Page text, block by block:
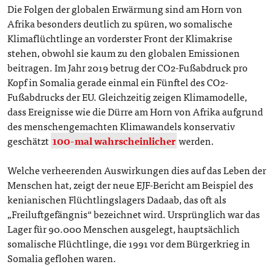
Die Folgen der globalen Erwärmung sind am Horn von
Afrika besonders deutlich zu spüren, wo somalische
Klimaflüchtlinge an vorderster Front der Klimakrise
stehen, obwohl sie kaum zu den globalen Emissionen
beitragen. Im Jahr 2019 betrug der CO2-Fußabdruck pro
Kopf in Somalia gerade einmal ein Fünftel des CO2-
Fußabdrucks der EU. Gleichzeitig zeigen Klimamodelle,
dass Ereignisse wie die Dürre am Horn von Afrika aufgrund
des menschengemachten Klimawandels konservativ
geschätzt 100-mal wahrscheinlicherwerden.
Welche verheerenden Auswirkungen dies auf das Leben der
Menschen hat, zeigt der neue EJF-Bericht am Beispiel des
kenianischen Flüchtlingslagers Dadaab, das oft als
„Freiluftgefängnis“ bezeichnet wird. Ursprünglich war das
Lager für 90.000 Menschen ausgelegt, hauptsächlich
somalische Flüchtlinge, die 1991 vor dem Bürgerkrieg in
Somalia geflohen waren.